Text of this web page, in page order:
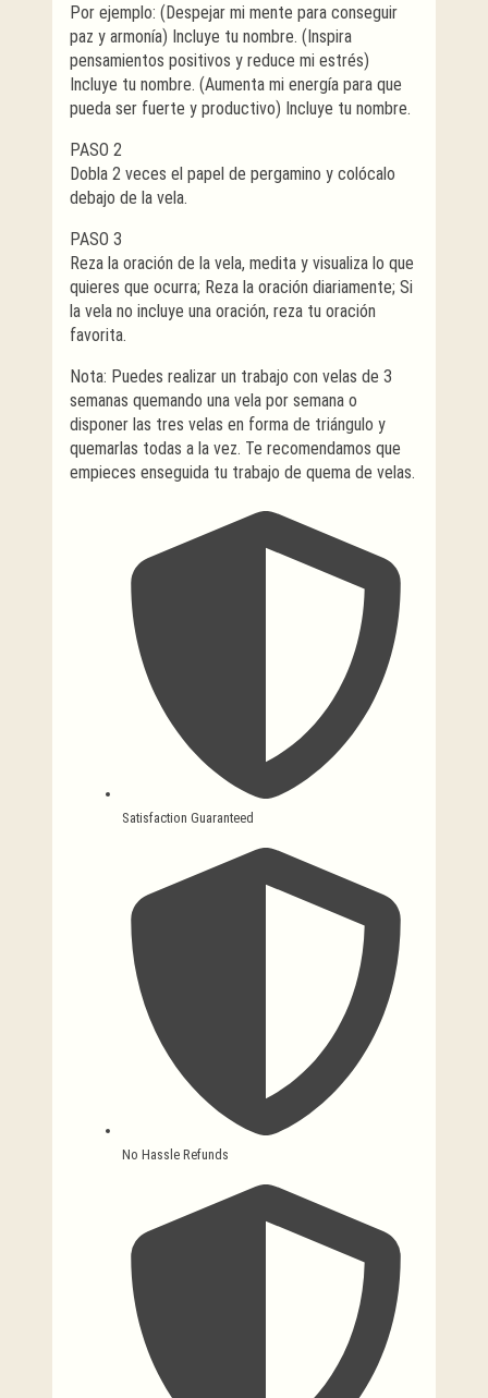
Por ejemplo: (Despejar mi mente para conseguir
paz y armonía) Incluye tu nombre. (Inspira
pensamientos positivos y reduce mi estrés)
Incluye tu nombre. (Aumenta mi energía para que
pueda ser fuerte y productivo) Incluye tu nombre.
PASO 2
Dobla 2 veces el papel de pergamino y colócalo
debajo de la vela.
PASO 3
Reza la oración de la vela, medita y visualiza lo que
quieres que ocurra; Reza la oración diariamente; Si
la vela no incluye una oración, reza tu oración
favorita.
Nota: Puedes realizar un trabajo con velas de 3
semanas quemando una vela por semana o
disponer las tres velas en forma de triángulo y
quemarlas todas a la vez. Te recomendamos que
empieces enseguida tu trabajo de quema de velas.
Satisfaction Guaranteed
No Hassle Refunds